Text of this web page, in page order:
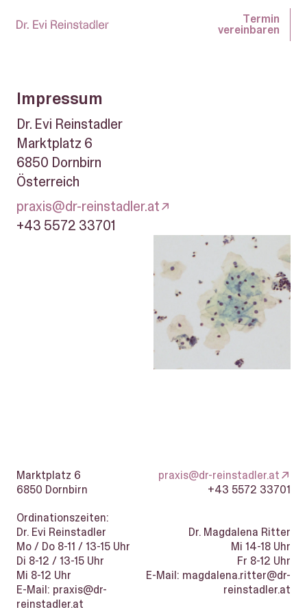
Termin
vereinbaren
Termin
vereinbaren
Impressum
Dr. Evi Reinstadler
Marktplatz 6
6850 Dornbirn
Österreich
praxis@dr-reinstadler.at
+43 5572 33701
Marktplatz 6
6850 Dornbirn
praxis@dr-reinstadler.at
+43 5572 33701
Ordinationszeiten:
Dr. Evi Reinstadler
Mo / Do 8-11 / 13-15 Uhr
Di 8-12 / 13-15 Uhr
Mi 8-12 Uhr
E-Mail: praxis@dr-
reinstadler.at
Dr. Magdalena Ritter
Mi 14-18 Uhr
Fr 8-12 Uhr
E-Mail: magdalena.ritter@dr-
reinstadler.at